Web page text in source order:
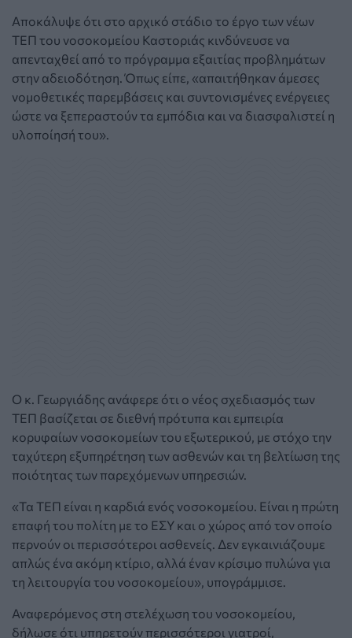
Αποκάλυψε ότι στο αρχικό στάδιο το έργο των νέων
ΤΕΠ του νοσοκομείου Καστοριάς κινδύνευσε να
απενταχθεί από το πρόγραμμα εξαιτίας προβλημάτων
στην αδειοδότηση. Όπως είπε, «απαιτήθηκαν άμεσες
νομοθετικές παρεμβάσεις και συντονισμένες ενέργειες
ώστε να ξεπεραστούν τα εμπόδια και να διασφαλιστεί η
υλοποίησή του».
Ο κ. Γεωργιάδης ανάφερε ότι ο νέος σχεδιασμός των
ΤΕΠ βασίζεται σε διεθνή πρότυπα και εμπειρία
κορυφαίων νοσοκομείων του εξωτερικού, με στόχο την
ταχύτερη εξυπηρέτηση των ασθενών και τη βελτίωση της
ποιότητας των παρεχόμενων υπηρεσιών.
«Τα ΤΕΠ είναι η καρδιά ενός νοσοκομείου. Είναι η πρώτη
επαφή του πολίτη με το ΕΣΥ και ο χώρος από τον οποίο
περνούν οι περισσότεροι ασθενείς. Δεν εγκαινιάζουμε
απλώς ένα ακόμη κτίριο, αλλά έναν κρίσιμο πυλώνα για
τη λειτουργία του νοσοκομείου», υπογράμμισε.
Αναφερόμενος στη στελέχωση του νοσοκομείου,
δήλωσε ότι υπηρετούν περισσότεροι γιατροί,